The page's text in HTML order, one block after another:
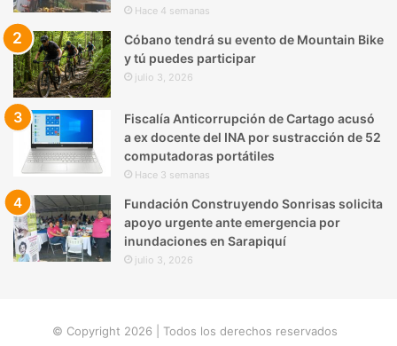
Hace 4 semanas
Cóbano tendrá su evento de Mountain Bike
y tú puedes participar
julio 3, 2026
Fiscalía Anticorrupción de Cartago acusó
a ex docente del INA por sustracción de 52
computadoras portátiles
Hace 3 semanas
Fundación Construyendo Sonrisas solicita
apoyo urgente ante emergencia por
inundaciones en Sarapiquí
julio 3, 2026
© Copyright 2026 | Todos los derechos reservados